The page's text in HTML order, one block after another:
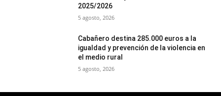
2025/2026
5 agosto, 2026
Cabañero destina 285.000 euros a la
igualdad y prevención de la violencia en
el medio rural
5 agosto, 2026